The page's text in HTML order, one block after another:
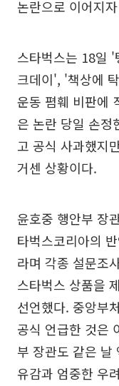
논란으로 이어지
스타벅스는 18일
크데이', '책상에
운동 폄훼 비판에
은 논란 당일 손정
고 공식 사과했지
거센 상황이다.
윤호중 행안부 장
타벅스코리아의
라며 각종 설문조
스타벅스 상품을
선언했다. 중앙부
공식 언급한 것은
부 장관도 같은 날
유감과 엄중한 우